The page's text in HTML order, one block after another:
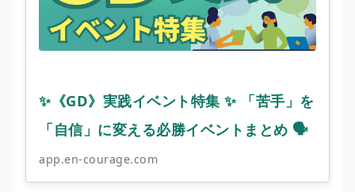
✨《GD》実践イベント特集 ✨ 「苦手」を
「自信」に変える必勝イベントまとめ 🗣️
app.en-courage.com